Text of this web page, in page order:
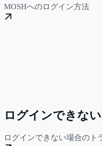
MOSHへのログイン方法
ログインできな
ログインできない場合のト